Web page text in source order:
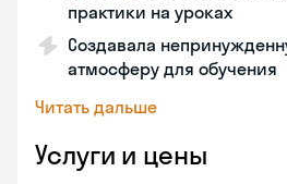
практики на уроках
Создавала
атмосферу для обучения
Читать дальше
Услуги и цены